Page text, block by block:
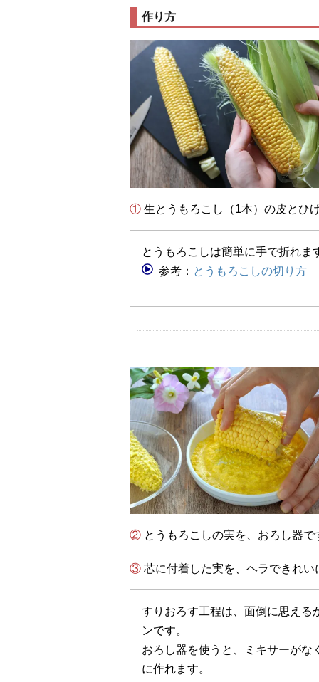
作り方
① 生とうもろこし（1本）の皮と
とうもろこしは簡単に手で折れ
参考： とうもろこしの切り方
② とうもろこしの実を、おろし器
③ 芯に付着した実を、ヘラできれ
すりおろす工程は、面倒に思える
ンです。
おろし器を使うと、ミキサーがな
に作れます。